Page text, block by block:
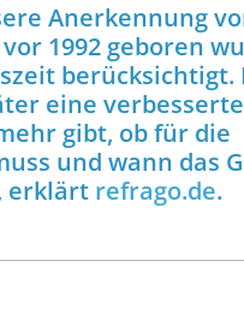
Anerkennung
1992 geboren
berücksichtigt.
eine verbesserte
gibt, ob für die
und wann das
erklärt refrago.de.